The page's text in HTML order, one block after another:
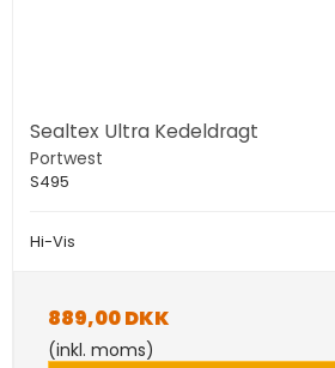
Sealtex Ultra Kedeldragt
Portwest
S495
Hi-Vis
889,00 DKK
(inkl. moms)